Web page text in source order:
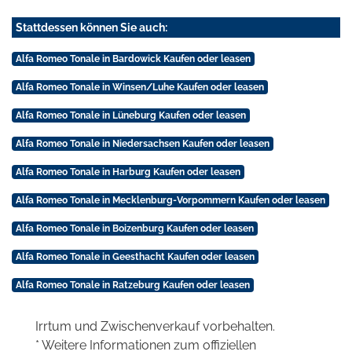
Stattdessen können Sie auch:
Alfa Romeo Tonale in Bardowick Kaufen oder leasen
Alfa Romeo Tonale in Winsen/Luhe Kaufen oder leasen
Alfa Romeo Tonale in Lüneburg Kaufen oder leasen
Alfa Romeo Tonale in Niedersachsen Kaufen oder leasen
Alfa Romeo Tonale in Harburg Kaufen oder leasen
Alfa Romeo Tonale in Mecklenburg-Vorpommern Kaufen oder leasen
Alfa Romeo Tonale in Boizenburg Kaufen oder leasen
Alfa Romeo Tonale in Geesthacht Kaufen oder leasen
Alfa Romeo Tonale in Ratzeburg Kaufen oder leasen
Irrtum und Zwischenverkauf vorbehalten.
* Weitere Informationen zum offiziellen